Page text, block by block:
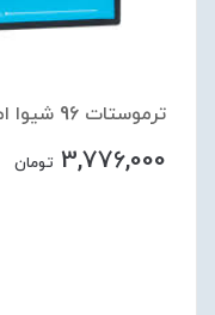
ترموستات 96 شیوا امواج PID مدل : TCD-PID
3,776,000 تومان